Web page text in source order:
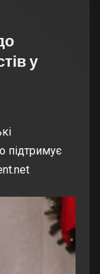
у
підтримує